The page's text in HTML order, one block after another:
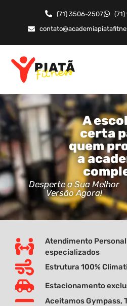
(71) 3506-2507
A
certa
quem
a
Desperte a Sua Melhor
Versão Agora!
Atendimento
especializados
Estrutura 100%
Estacionamento
Aceitamos Gympass,